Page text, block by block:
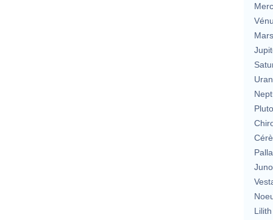
Mars
Lilith